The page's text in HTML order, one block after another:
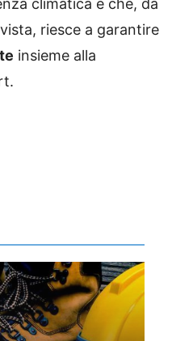
climatica e che, da
riesce a garantire
insieme alla